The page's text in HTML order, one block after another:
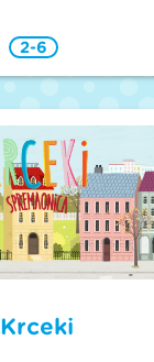
2-6
Krceki